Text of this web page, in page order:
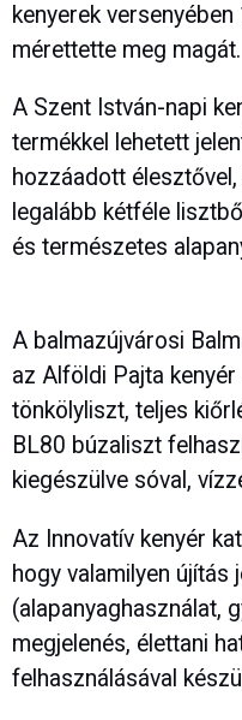
kenyerek
mérettette meg magát.
A Szent István-napi
termékkel lehetett
hozzáadott
legalább kétféle
és természetes
A balmazújvárosi
az Alföldi Pajta
tönkölyliszt, teljes
BL80 búzaliszt
kiegészülve sóval,
Az Innovatív kenyér
hogy valamilyen újítás
(alapanyaghasználat,
megjelenés, élettani
felhasználásával